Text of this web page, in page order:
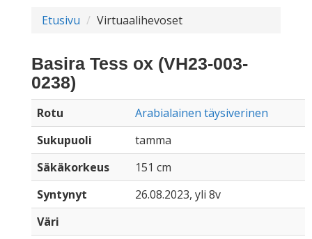
Etusivu Virtuaalihevoset
Basira Tess ox (VH23-003-
0238)
Rotu
Arabialainen täysiverinen
Sukupuoli
tamma
Säkäkorkeus
151 cm
Syntynyt
26.08.2023, yli 8v
Väri